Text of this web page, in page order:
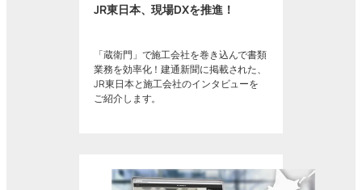
JR東日本、現場DXを推進！
「蔵衛門」で施工会社を巻き込んで書類
業務を効率化！建通新聞に掲載された、
JR東日本と施工会社のインタビューを
ご紹介します。